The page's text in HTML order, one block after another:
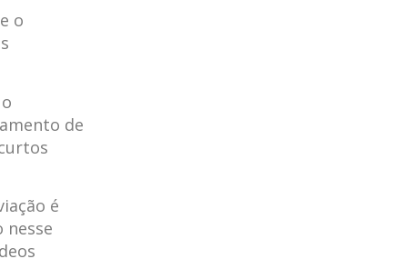
o
de
é
nesse